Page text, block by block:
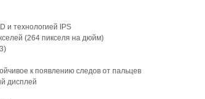
и технологией IPS
(264 пикселя на дюйм)
к появлению следов от пальцев
дисплей